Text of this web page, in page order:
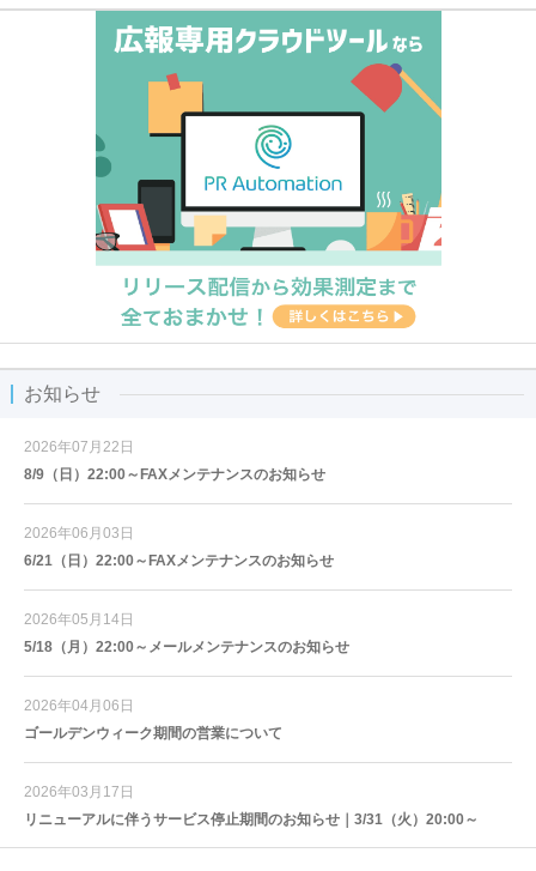
お知らせ
2026年07月22日
8/9（日）22:00～FAXメンテナンスのお知らせ
2026年06月03日
6/21（日）22:00～FAXメンテナンスのお知らせ
2026年05月14日
5/18（月）22:00～メールメンテナンスのお知らせ
2026年04月06日
ゴールデンウィーク期間の営業について
2026年03月17日
リニューアルに伴うサービス停止期間のお知らせ｜3/31（火）20:00～